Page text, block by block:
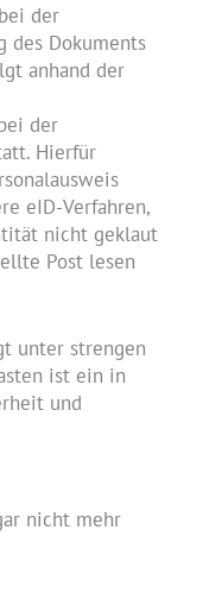
der
des Dokuments
anhand der
der
Hierfür
eID-Verfahren,
nicht geklaut
Post lesen
unter strengen
ist ein in
und
nicht mehr